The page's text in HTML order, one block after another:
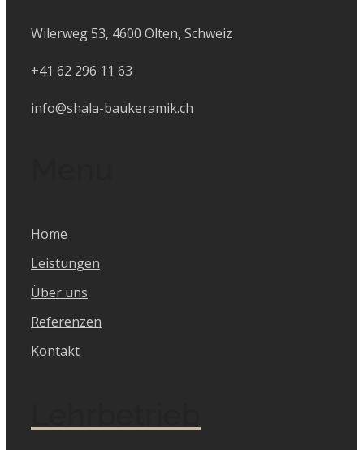
Wilerweg 53, 4600 Olten, Schweiz
+41 62 296 11 63
info@shala-baukeramik.ch
Home
Leistungen
Über uns
Referenzen
Kontakt